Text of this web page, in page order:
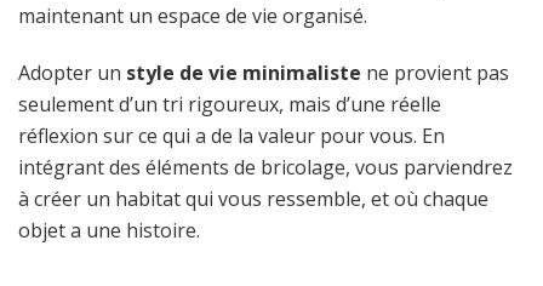
maintenant un espace de vie organisé.
Adopter un style de vie minimaliste ne provient pas
seulement d’un tri rigoureux, mais d’une réelle
réflexion sur ce qui a de la valeur pour vous. En
intégrant des éléments de bricolage, vous parviendrez
à créer un habitat qui vous ressemble, et où chaque
objet a une histoire.